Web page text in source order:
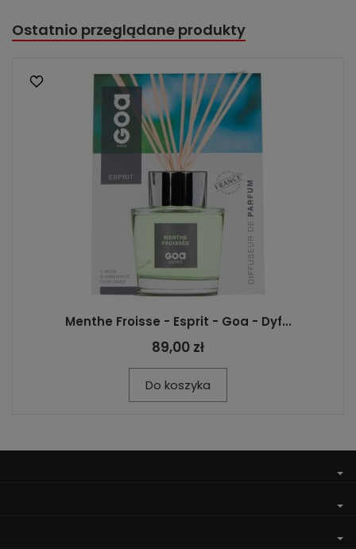
Ostatnio przeglądane produkty
Menthe Froisse - Esprit - Goa - Dyf...
89,00 zł
Do koszyka